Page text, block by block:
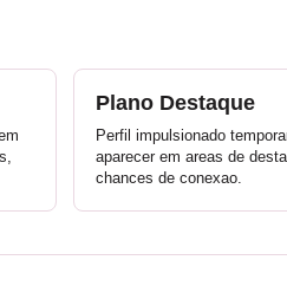
Plano Destaque
Perfil impulsionado
aparecer em areas de
chances de conexao.